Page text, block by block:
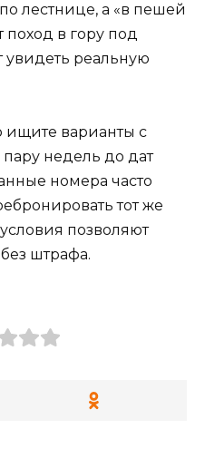
лестнице, а «в пешей
поход в гору под
увидеть реальную
ищите варианты с
недель до дат
номера часто
тот же
позволяют
штрафа.